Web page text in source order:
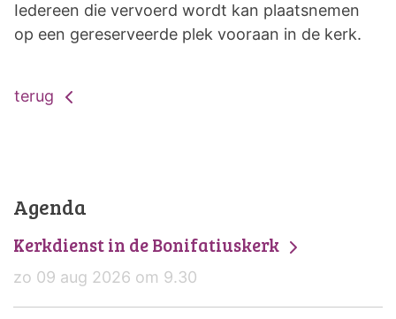
Iedereen die vervoerd wordt kan plaatsnemen
op een gereserveerde plek vooraan in de kerk.
terug
Agenda
Kerkdienst in de Bonifatiuskerk
zo 09 aug 2026 om 9.30